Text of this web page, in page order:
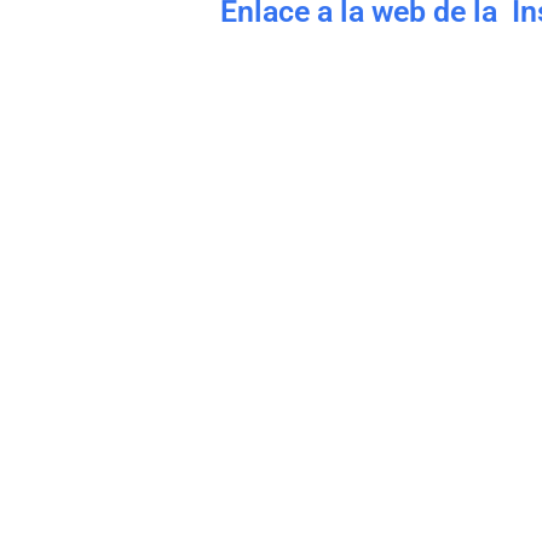
Enlace a la web de la